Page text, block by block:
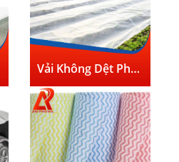
Vải Không Dệt Phủ Cỏ Trong Nông Nghiệp